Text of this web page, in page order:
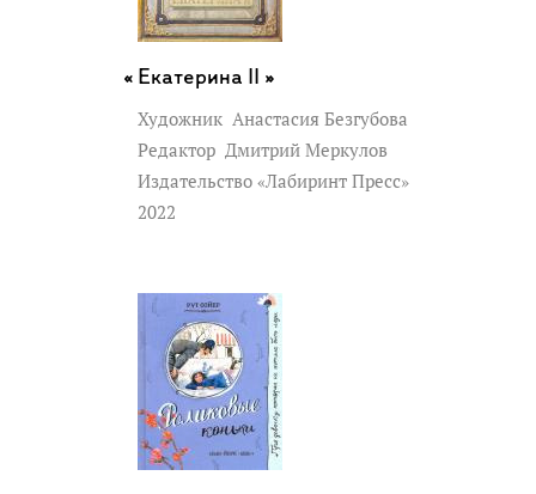
Екатерина II »
Художник Анастасия Безгубова
Редактор Дмитрий Меркулов
Издательство «Лабиринт Пресс»
2022